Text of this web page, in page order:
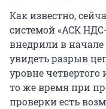
Как известно,
системой «АСК
внедрили в начале
увидеть разрыв
уровне четвертого
то же время при
проверки есть